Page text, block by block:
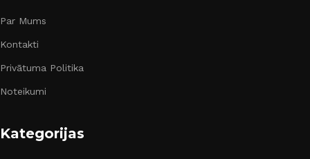
Par Mums
Kontakti
Privātuma Politika
Noteikumi
Kategorijas